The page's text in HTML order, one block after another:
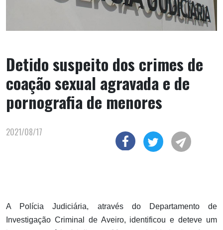
Detido suspeito dos crimes de
coação sexual agravada e de
pornografia de menores
2021/08/17
A Polícia Judiciária, através do Departamento de
Investigação Criminal de Aveiro, identificou e deteve um